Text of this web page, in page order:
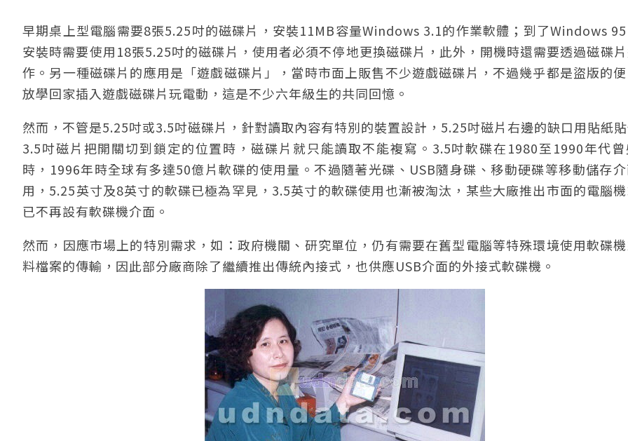
早期桌上型電腦需要8張5.25吋的磁碟片，安裝11MB容量Windows 3.1的作業軟體；到了Windows 95
安裝時需要使用18張5.25吋的磁碟片，使用者必須不停地更換磁碟片，此外，開機時還需要透過磁碟
作。另一種磁碟片的應用是「遊戲磁碟片」，當時市面上販售不少遊戲磁碟片，不過幾乎都是盜版的便
放學回家插入遊戲磁碟片玩電動，這是不少六年級生的共同回憶。
然而，不管是5.25吋或3.5吋磁碟片，針對讀取內容有特別的裝置設計，5.25吋磁片右邊的缺口用貼紙
3.5吋磁片把開關切到鎖定的位置時，磁碟片就只能讀取不能複寫。3.5吋軟碟在1980至1990年代
時，1996年時全球有多達50億片軟碟的使用量。不過隨著光碟、USB隨身碟、移動硬碟等移動儲存
用，5.25英寸及8英寸的軟碟已極為罕見，3.5英寸的軟碟使用也漸被淘汰，某些大廠推出市面的電腦
已不再設有軟碟機介面。
然而，因應市場上的特別需求，如：政府機關、研究單位，仍有需要在舊型電腦等特殊環境使用軟碟
料檔案的傳輸，因此部分廠商除了繼續推出傳統內接式，也供應USB介面的外接式軟碟機。